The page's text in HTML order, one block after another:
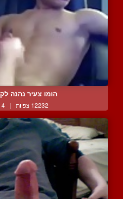
הומו צעיר נהנה
12232 צפיות | 4 המלצות